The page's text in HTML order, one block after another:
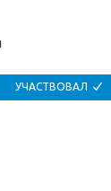
УЧАСТВОВАЛ